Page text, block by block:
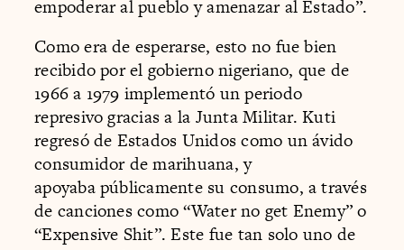
empoderar al pueblo y amenazar al Estado”.
Como era de esperarse, esto no fue bien
recibido por el gobierno nigeriano, que de
1966 a 1979 implementó un periodo
represivo gracias a la Junta Militar. Kuti
regresó de Estados Unidos como un ávido
consumidor de marihuana, y
apoyaba públicamente su consumo, a través
de canciones como “Water no get Enemy” o
“Expensive Shit”. Este fue tan solo uno de